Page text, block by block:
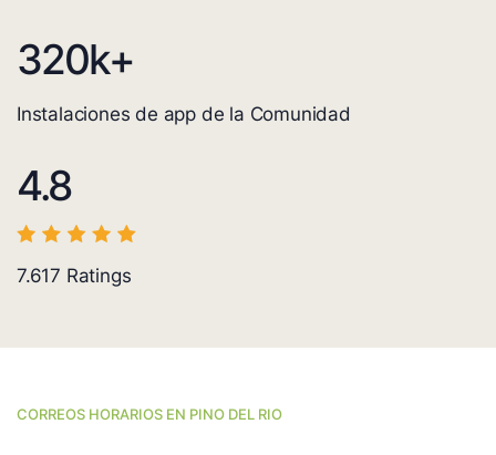
320k+
Instalaciones de app de la Comunidad
4.8
7.617 Ratings
CORREOS HORARIOS EN PINO DEL RIO